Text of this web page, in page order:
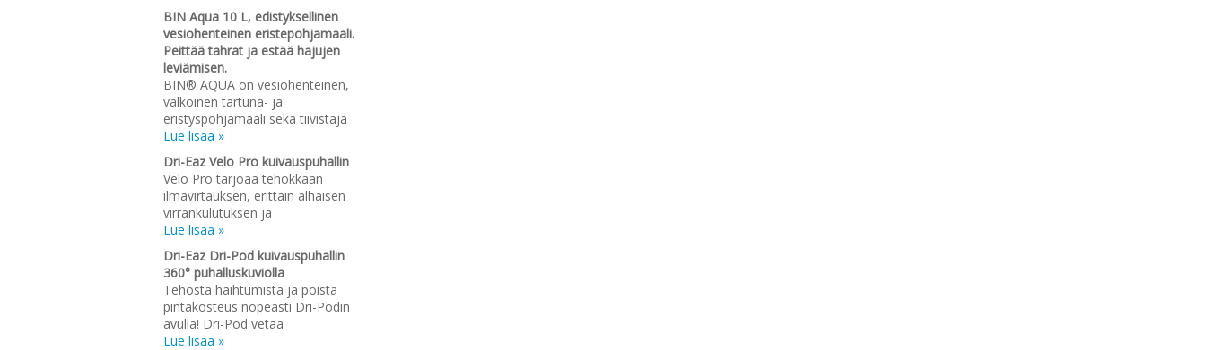
BIN Aqua 10 L, edistyksellinen
vesiohenteinen eristepohjamaali.
Peittää tahrat ja estää hajujen
leviämisen.
BIN® AQUA on vesiohenteinen,
valkoinen tartuna- ja
eristyspohjamaali sekä tiivistäjä
Lue lisää »
Dri-Eaz Velo Pro kuivauspuhallin
Velo Pro tarjoaa tehokkaan
ilmavirtauksen, erittäin alhaisen
virrankulutuksen ja
Lue lisää »
Dri-Eaz Dri-Pod kuivauspuhallin
360° puhalluskuviolla
Tehosta haihtumista ja poista
pintakosteus nopeasti Dri-Podin
avulla! Dri-Pod vetää
Lue lisää »